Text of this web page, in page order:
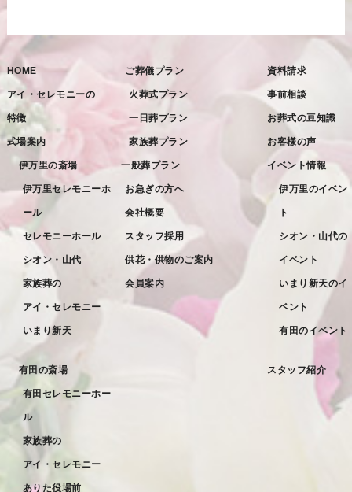
2022年11月
2022年10月
2022年9月
2022年8月
2022年7月
2022年6月
2022年5月
2022年4月
2022年3月
2022年1月
2021年11月
2021年10月
2021年9月
2021年8月
HOME
アイ・セレモニーの
特徴
式場案内
伊万里の斎場
伊万里セレモニーホ
ール
セレモニーホール
シオン・山代
家族葬の
アイ・セレモニー
いまり新天
有田の斎場
有田セレモニーホー
ル
家族葬の
アイ・セレモニー
ありた役場前
ご葬儀プラン
火葬式プラン
一日葬プラン
家族葬プラン
一般葬プラン
お急ぎの方へ
会社概要
スタッフ採用
供花・供物のご案内
会員案内
資料請求
事前相談
お葬式の豆知識
お客様の声
イベント情報
伊万里のイベン
ト
シオン・山代の
イベント
いまり新天のイ
ベント
有田のイベント
スタッフ紹介